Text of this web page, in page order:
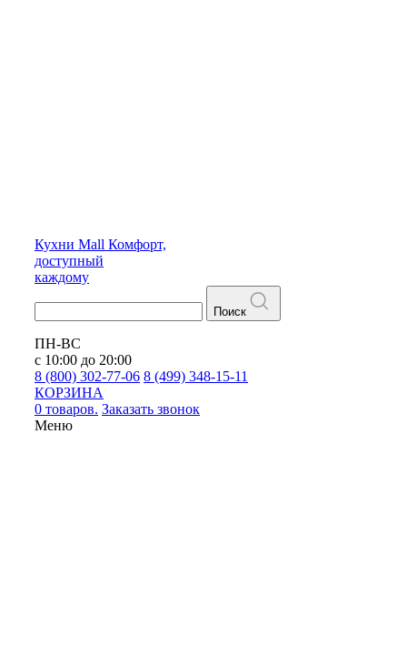
Кухни Mall Комфорт,
доступный
каждому
Поиск
ПН-ВС
с 10:00 до 20:00
8 (800) 302-77-06 8 (499) 348-15-11
КОРЗИНА
0 товаров. Заказать звонок
Меню